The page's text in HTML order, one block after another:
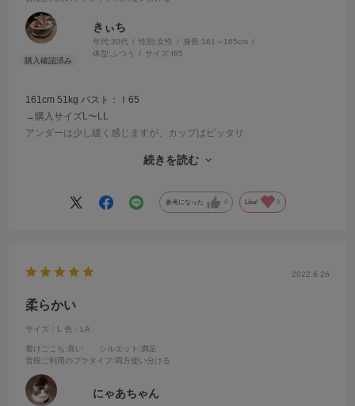
きぃち
年代:30代 性別:女性 身長:161～165cm
体型: ふつう サイズ:I65
161cm 51kg バスト：Ｉ65
→購入サイズL〜LL
アンダーは少し緩く感じますが、カップはピッタリ
前についている3段階のホックで調整が出来るので、日中は1番きつ
生地もサラサラで伸びやすいので着心地も最高です。
カラーも豊富なので、色違いで3色購入しました。
続きを読む
参考になった 0 Like! 0
2022.6.26
柔らかい
サイズ：L 色：LA
着けごこち:良い シルエット :満足
普段ご利用のブラタイプ :両方使い分ける
にゃあちゃん